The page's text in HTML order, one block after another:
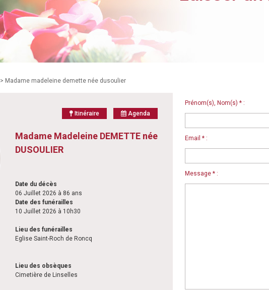
> Madame madeleine demette née dusoulier
Itinéraire Agenda
Madame Madeleine DEMETTE née
DUSOULIER
Date du décès
06 Juillet 2026 à 86 ans
Date des funérailles
10 Juillet 2026 à 10h30
Lieu des funérailles
Eglise Saint-Roch de Roncq
Lieu des obsèques
Cimetière de Linselles
Prénom(s), Nom(s) * :
Email * :
Message * :